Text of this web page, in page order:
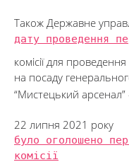
Також Державне
дату проведення
комісії для
на посаду
“Мистецький
22 липня 2021 року
було оголошено
комісії